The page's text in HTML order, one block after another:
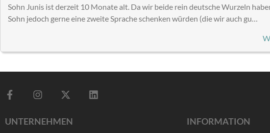
Sohn Junis ist derzeit 10 Monate alt. Da wir beide rein deutsche Wurzeln
Sohn jedoch gerne eine zweite Sprache schenken würden (die wir auch gu…
F
e
I
t
X
w
L
UNTERNEHMEN INFORMATION